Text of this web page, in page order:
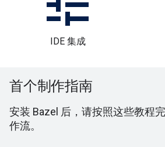
IDE 集成
首个制作指南
安装 Bazel 后，请按照这些教程
作流。